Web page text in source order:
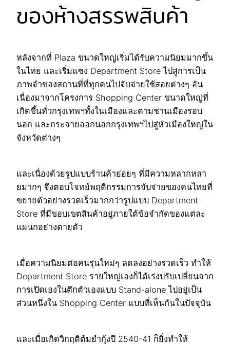
ของห้างสรรพสินค้า
หลังจากที่ Plaza ขนาดใหญ่เริ่มได้รับความนิยมมากขึ้น
ในไทย และเริ่มแซง Department Store ไปสู่การเป็น
ภาพจำของสถานที่ที่ทุกคนไปจับจ่ายใช้สอยต่างๆ อัน
เนื่องมาจากโครงการ Shopping Center ขนาดใหญ่ที่
เกิดขึ้นทั่วกรุงเทพฯทั้งในเมืองและตามชานเมืองรอบ
นอก และกระจายออกนอกกรุงเทพฯไปสู่หัวเมืองใหญ่ใน
จังหวัดต่างๆ
และเนื่องด้วยรูปแบบร้านค้าย่อยๆ ที่มีความหลากหลา
ยมากๆ จึงตอบโจทย์พฤติกรรมการจับจ่ายของคนไทยที่
ขยายตัวอย่างรวดเร็วมากกว่ารูปแบบ Department
Store ที่มีขอบเขตสินค้าอยู่ภายใต้ข้อจำกัดของแต่ละ
แผนกอย่างตายตัว
เมื่อความนิยมต่อคนรุ่นใหม่ๆ ลดลงอย่างรวดเร็ว ทำให้
Department Store รายใหญ่เองก็ได้เร่งปรับเปลี่ยนจาก
การเปิดเองในตึกตัวเองแบบ Stand-alone ไปอยู่เป็น
ส่วนหนึ่งใน Shopping Center แบบที่เห็นกันในปัจจุบัน
และเมื่อเกิดวิกฤติต้มยำกุ้งปี 2540-41 ก็ยิ่งทำให้